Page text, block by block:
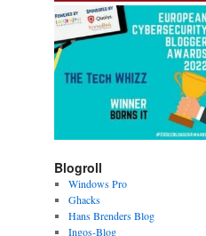
Blogroll
Windows Pro
Ghacks
Hans Brenders Blog
Ingos-Blog